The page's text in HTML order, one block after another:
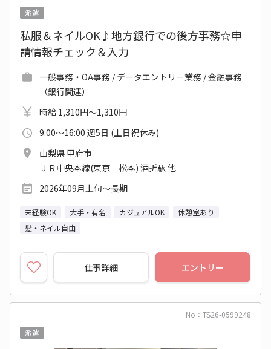
派遣
私服＆ネイルOK♪地方銀行での後方事務☆申
請情報チェック＆入力
一般事務・OA事務 / データエントリー業務 / 金融事務
（銀行関連）
時給 1,310円～1,310円
9:00～16:00 週5日 (土日祝休み)
山梨県 甲府市
ＪＲ中央本線(東京－松本) 酒折駅 他
2026年09月上旬～長期
未経験OK 大手・有名 カジュアルOK
休憩室あり
髪・ネイル自由
仕事詳細 エントリー
No：TS26-0599248
派遣